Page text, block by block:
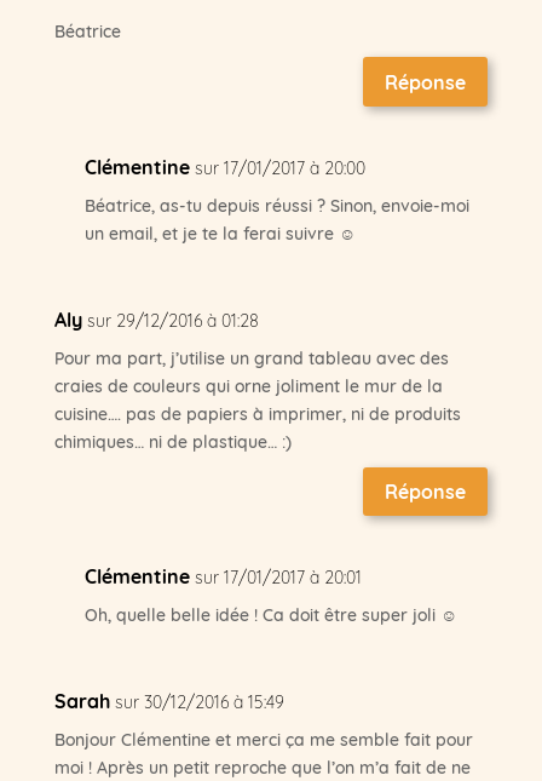
Béatrice
Réponse
Clémentine sur 17/01/2017 à 20:00
Béatrice, as-tu depuis réussi ? Sinon, envoie-moi
un email, et je te la ferai suivre ☺
Aly sur 29/12/2016 à 01:28
Pour ma part, j’utilise un grand tableau avec des
craies de couleurs qui orne joliment le mur de la
cuisine…. pas de papiers à imprimer, ni de produits
chimiques… ni de plastique… :)
Réponse
Clémentine sur 17/01/2017 à 20:01
Oh, quelle belle idée ! Ca doit être super joli ☺
Sarah sur 30/12/2016 à 15:49
Bonjour Clémentine et merci ça me semble fait pour
moi ! Après un petit reproche que l’on m’a fait de ne